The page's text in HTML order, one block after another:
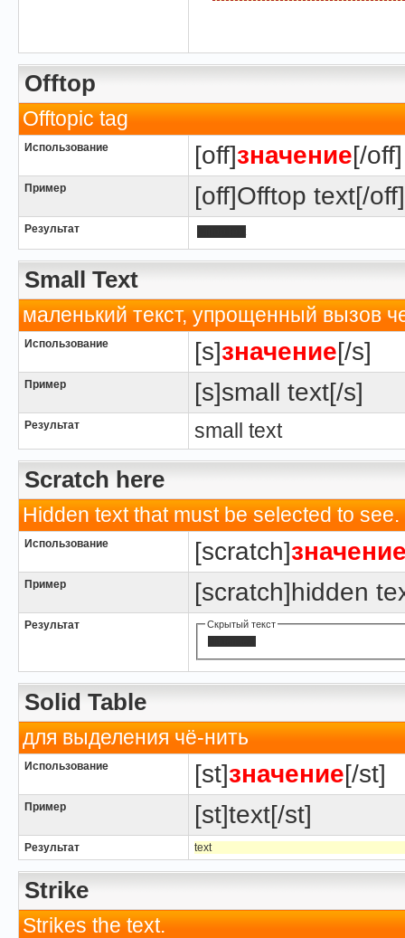
Offtop
Offtopic tag
Использование [off]значение[/off]
Пример [off]Offtop text[/off]
Результат
Small Text
маленький текст, упрощенный вызов
Использование [s]значение[/s]
Пример [s]small text[/s]
Результат small text
Scratch here
Hidden text that must be selected to see.
Использование [scratch]
Пример [scratch]hidden
Результат
Скрытый текст
Solid Table
для выделения чё-нить
Использование [st]значение[/st]
Пример [st]text[/st]
Результат text
Strike
Strikes the text.